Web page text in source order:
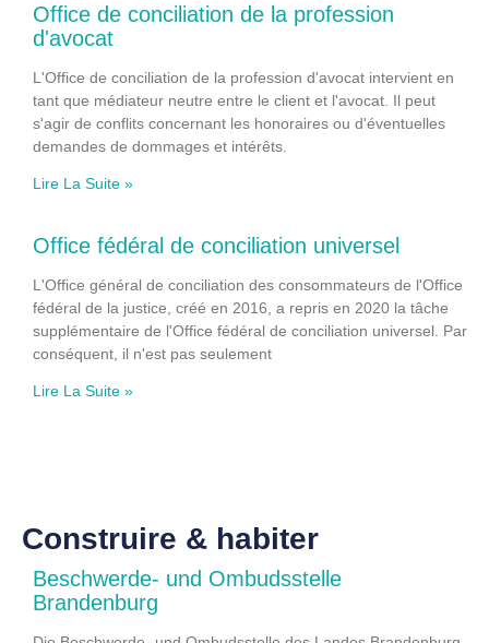
Office de conciliation de la profession
d'avocat
L'Office de conciliation de la profession d'avocat intervient en
tant que médiateur neutre entre le client et l'avocat. Il peut
s'agir de conflits concernant les honoraires ou d'éventuelles
demandes de dommages et intérêts.
Lire La Suite »
Office fédéral de conciliation universel
L'Office général de conciliation des consommateurs de l'Office
fédéral de la justice, créé en 2016, a repris en 2020 la tâche
supplémentaire de l'Office fédéral de conciliation universel. Par
conséquent, il n'est pas seulement
Lire La Suite »
Construire & habiter
Beschwerde- und Ombudsstelle
Brandenburg